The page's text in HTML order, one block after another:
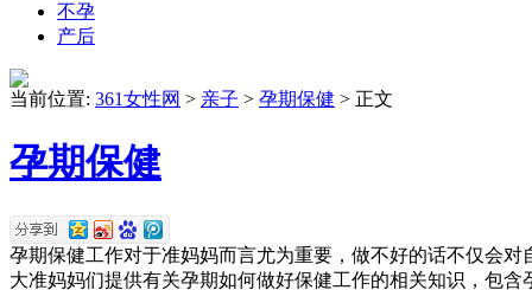
不孕
产后
当前位置: 361女性网 > 亲子 > 孕期保健 > 正文
孕期保健
孕期保健工作对于准妈妈而言尤为重要，做不好的话不仅会
大准妈妈们提供有关孕期如何做好保健工作的相关知识，包含